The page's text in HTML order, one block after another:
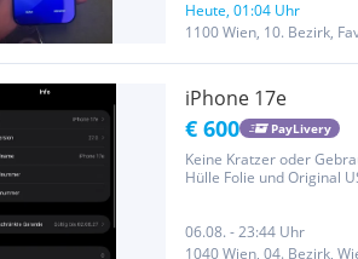
Heute, 01:04 Uhr
1100 Wien, 10. Bezirk,
iPhone 17e
€ 600 PayLivery
Keine Kratzer oder
Hülle Folie und Original
06.08. - 23:44 Uhr
1040 Wien, 04. Bezirk,